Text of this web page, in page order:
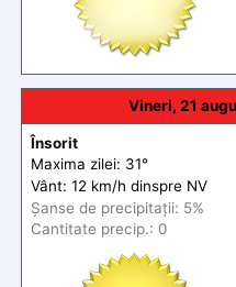
Vineri, 21
Însorit
Maxima zilei: 31°
Vânt: 12 km/h dinspre NV
Șanse de precipitații: 5%
Cantitate precip.: 0